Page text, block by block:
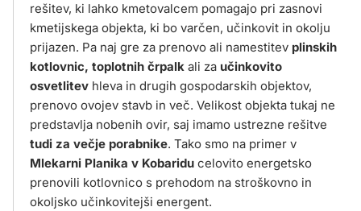
rešitev, ki lahko kmetovalcem pomagajo pri zasnovi
kmetijskega objekta, ki bo varčen, učinkovit in okolju
prijazen. Pa naj gre za prenovo ali namestitev plinskih
kotlovnic, toplotnih črpalk ali za učinkovito
osvetlitev hleva in drugih gospodarskih objektov,
prenovo ovojev stavb in več. Velikost objekta tukaj ne
predstavlja nobenih ovir, saj imamo ustrezne rešitve
tudi za večje porabnike. Tako smo na primer v
Mlekarni Planika v Kobaridu celovito energetsko
prenovili kotlovnico s prehodom na stroškovno in
okoljsko učinkovitejši energent.